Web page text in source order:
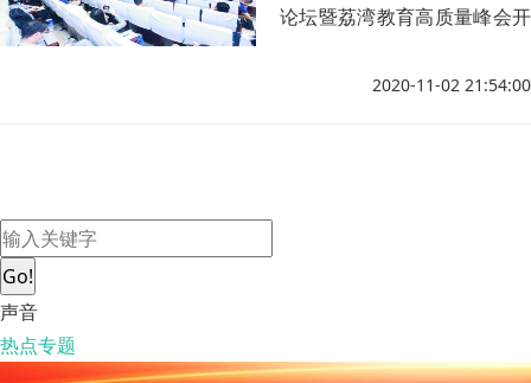
论坛暨荔湾教育高质量峰会开
学术报告厅举行，教育部教育
2020-11-02 21:54:00
Go!
声音
热点专题